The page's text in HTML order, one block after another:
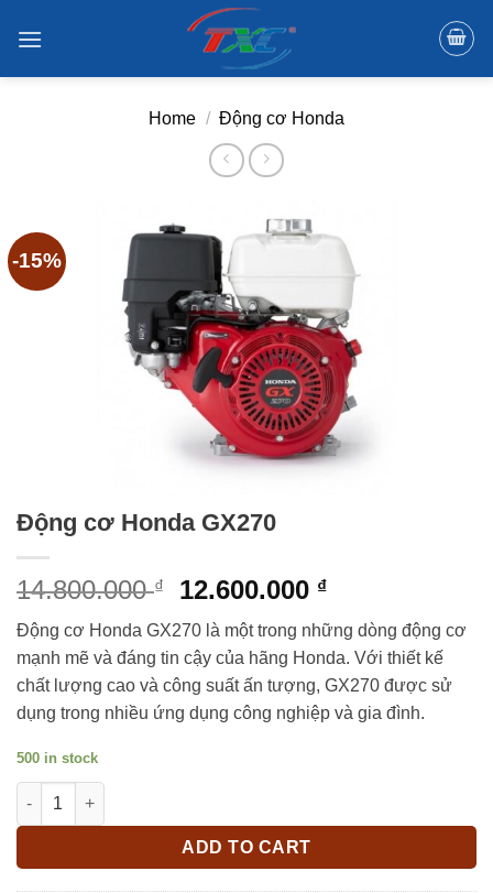
Home / Động cơ Honda
-15%
Động cơ Honda GX270
14.800.000₫
Original
price
was:
14.800.000 ₫.
12.600.000 ₫Current
price
is:
12.600.000 ₫.
Động cơ Honda GX270 là một trong những dòng động cơ
mạnh mẽ và đáng tin cậy của hãng Honda. Với thiết kế
chất lượng cao và công suất ấn tượng, GX270 được sử
dụng trong nhiều ứng dụng công nghiệp và gia đình.
500 in stock
Động cơ Honda GX270 quantity
ADD TO CART